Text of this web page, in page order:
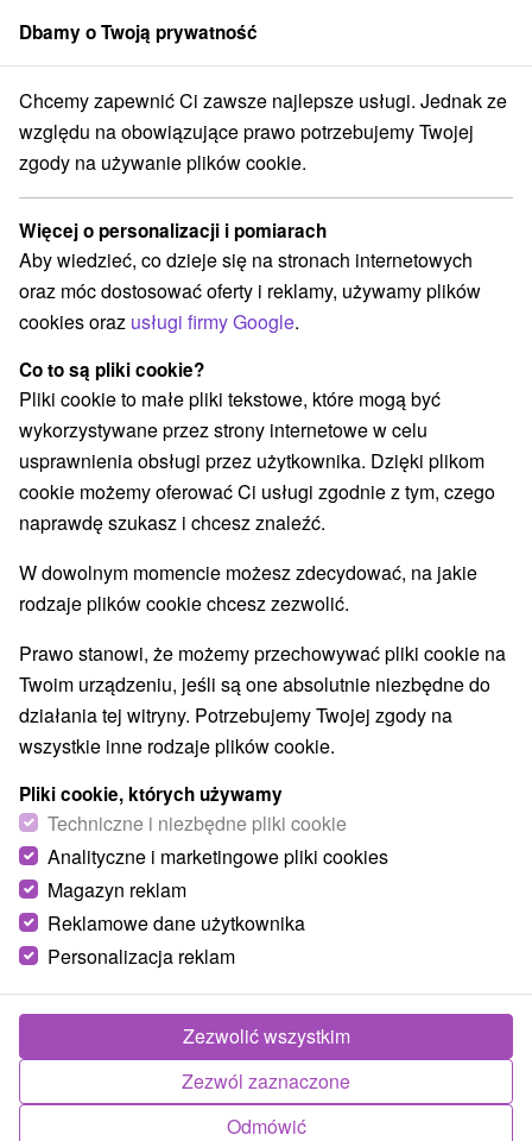
członek grupySorger
Apartmány Stredné Slovensko Žilinský kraj Kvačany
Najtańsze apartmány Kvačany
Kategorie
Wszystkie kategorie
Apartmány(2)
Chaty na prenájom(2) Drevenice
Priváty
Wybierz lokalizację lub datę
NAJTAŃSZE NAJDROŻSZE NA PODSTAWIE
Apartmán za Hostincom Kvačany
Apartmán v čarokrásnom liptovskom regióne, v obci
Kvačany. Ponúka 2 spálne, plne zariadenú kuchyňu a...
Dbamy o Twoją prywatność
Chcemy zapewnić Ci zawsze najlepsze usługi. Jednak ze
względu na obowiązujące prawo potrzebujemy Twojej
zgody na używanie plików cookie.
Więcej o personalizacji i pomiarach
Aby wiedzieć, co dzieje się na stronach internetowych
oraz móc dostosować oferty i reklamy, używamy plików
cookies oraz usługi firmy Google.
Co to są pliki cookie?
Pliki cookie to małe pliki tekstowe, które mogą być
wykorzystywane przez strony internetowe w celu
usprawnienia obsługi przez użytkownika. Dzięki plikom
cookie możemy oferować Ci usługi zgodnie z tym, czego
naprawdę szukasz i chcesz znaleźć.
W dowolnym momencie możesz zdecydować, na jakie
rodzaje plików cookie chcesz zezwolić.
Prawo stanowi, że możemy przechowywać pliki cookie na
Twoim urządzeniu, jeśli są one absolutnie niezbędne do
działania tej witryny. Potrzebujemy Twojej zgody na
wszystkie inne rodzaje plików cookie.
Pliki cookie, których używamy
Techniczne i niezbędne pliki cookie
Analityczne i marketingowe pliki cookies
Magazyn reklam
Reklamowe dane użytkownika
Personalizacja reklam
Odmówić
Zezwól zaznaczone
Zezwolić wszystkim